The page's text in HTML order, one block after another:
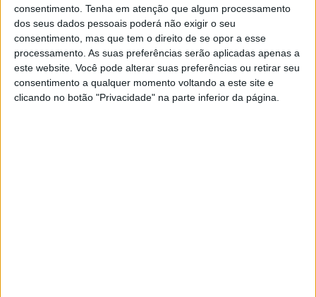
consentimento. Tenha em atenção que algum processamento
dos seus dados pessoais poderá não exigir o seu
consentimento, mas que tem o direito de se opor a esse
processamento. As suas preferências serão aplicadas apenas a
este website. Você pode alterar suas preferências ou retirar seu
consentimento a qualquer momento voltando a este site e
clicando no botão "Privacidade" na parte inferior da página.
Artigos relacionados
MotoGP: Jorge Martín faz história em
Silverstone com pole e recorde absoluto
8 AGOSTO, 2026